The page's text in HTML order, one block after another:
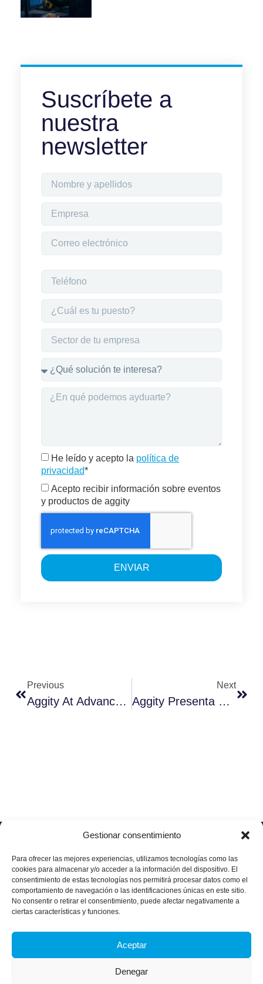
Gestionar consentimiento
Para ofrecer las mejores experiencias, utilizamos tecnologías como las
cookies para almacenar y/o acceder a la información del dispositivo. El
consentimiento de estas tecnologías nos permitirá procesar datos como el
comportamiento de navegación o las identificaciones únicas en este sitio.
No consentir o retirar el consentimiento, puede afectar negativamente a
ciertas características y funciones.
Aceptar
Denegar
Suscríbete a
nuestra
newsletter
He leído y acepto la política de
privacidad*
Acepto recibir información sobre eventos
y productos de aggity
ENVIAR
Previous
Aggity At Advanced Factories
Next
Aggity Presenta La Sua Visione Dell’Industria 4.0 E Del Social Business Management Alla Fiera Advanced Factory
Soluciones
Data
Industria
4.0
Industrial
Retail
Health &
Services
Travel &
Quiénes
Únete
a
aggity
Contacto
legal
Política
de
Privacid
ad
de
Política